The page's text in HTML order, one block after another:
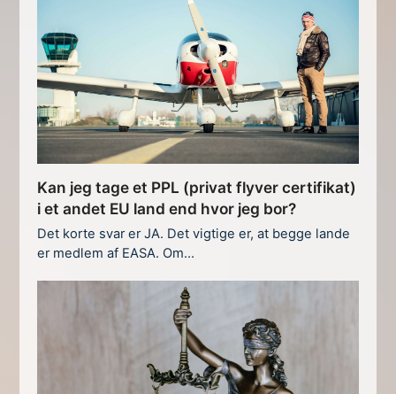
Kan jeg tage et PPL (privat flyver certifikat)
i et andet EU land end hvor jeg bor?
Det korte svar er JA. Det vigtige er, at begge lande
er medlem af EASA. Om…